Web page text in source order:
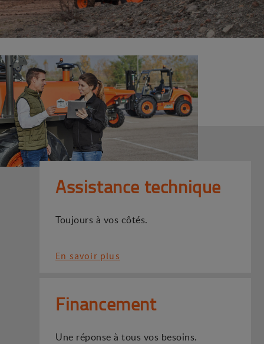
Assistance technique
Toujours à vos côtés.
En savoir plus
Financement
Une réponse à tous vos besoins.